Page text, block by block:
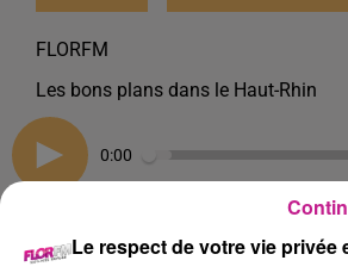
FLORFM
Les bons plans dans le Haut-Rhin
0:00
18 août 2023 - 3 min 47 sec
Le respect de votre vie privée